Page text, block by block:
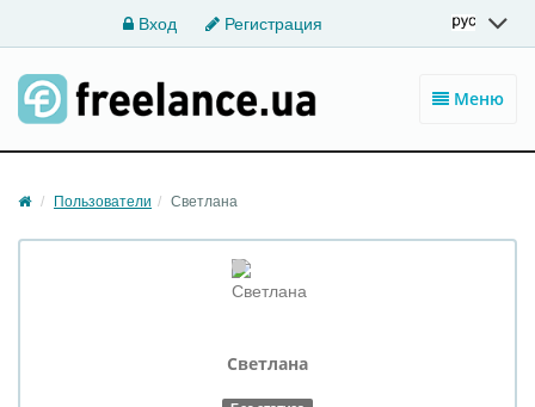
Вход Регистрация
Меню
Пользователи Светлана
Светлана